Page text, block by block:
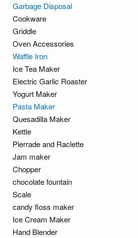
Garbage Disposal
Cookware
Griddle
Oven Accessories
Waffle Iron
Ice Tea Maker
Electric Garlic Roaster
Yogurt Maker
Pasta Maker
Quesadilla Maker
Kettle
Pierrade and Raclette
Jam maker
Chopper
chocolate fountain
Scale
candy floss maker
Ice Cream Maker
Hand Blender